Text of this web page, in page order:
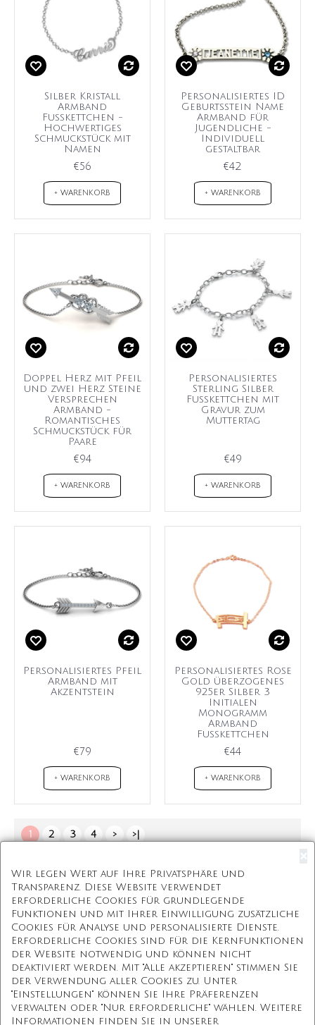
Silber Kristall
Armband
Fußkettchen -
Hochwertiges
Schmuckstück mit
Namen
€56
+ WARENKORB
Personalisiertes ID
Geburtsstein Name
Armband für
Jugendliche -
Individuell
gestaltbar
€42
+ WARENKORB
Doppel Herz mit Pfeil
und zwei Herz Steine
Versprechen
Armband -
Romantisches
Schmuckstück für
Paare
€94
+ WARENKORB
Personalisiertes
Sterling Silber
Fußkettchen mit
Gravur zum
Muttertag
€49
+ WARENKORB
Personalisiertes Pfeil
Armband mit
Akzentstein
€79
+ WARENKORB
Personalisiertes Rose
Gold überzogenes
925er Silber 3
Initialen
Monogramm
Armband
Fußkettchen
€44
+ WARENKORB
1 2 3 4 > >|
Kostenloser Versand
Kostenlose Geschenkbox
Kostenlose Gravur
Unbegrenzte Redesign
Unsere Mission
Wir legen Wert auf Ihre Privatsphäre und
Transparenz. Diese Website verwendet
erforderliche Cookies für grundlegende
Funktionen und mit Ihrer Einwilligung zusätzliche
Cookies für Analyse und personalisierte Dienste.
Erforderliche Cookies sind für die Kernfunktionen
der Website notwendig und können nicht
deaktiviert werden. Mit "Alle akzeptieren" stimmen Sie
der Verwendung aller Cookies zu. Unter
"Einstellungen" können Sie Ihre Präferenzen
verwalten oder "Nur erforderliche" wählen. Weitere
Informationen finden Sie in unserer